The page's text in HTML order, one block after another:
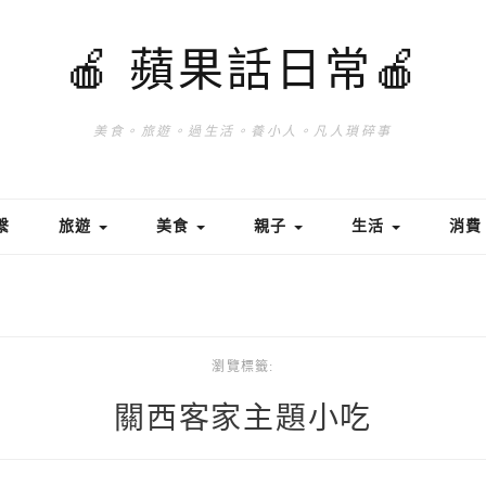
🍎 蘋果話日常🍎
美食。旅遊。過生活。養小人。凡人瑣碎事
旅遊 美食 親子 生活 消費
瀏覽標籤:
關西客家主題小吃